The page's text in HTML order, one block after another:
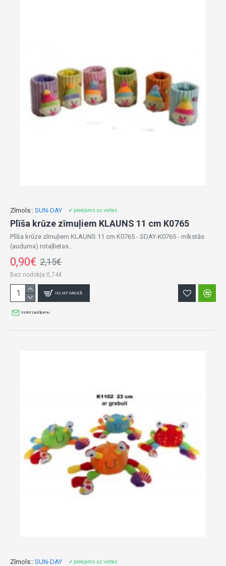
Zīmols:: SUN-DAY ✔ pieejams uz vietas
Plīša krūze zīmuļiem KLAUNS 11 cm K0765
Plīša krūze zīmuļiem KLAUNS 11 cm K0765 - SDAY-K0765 - mīkstās
(auduma) rotaļlietas..
0,90€ 2,15€
Bez nodokļa:0,74€
IELIKT GROZĀ
Uzdot jautājumu
Zīmols:: SUN-DAY ✔ pieejams uz vietas